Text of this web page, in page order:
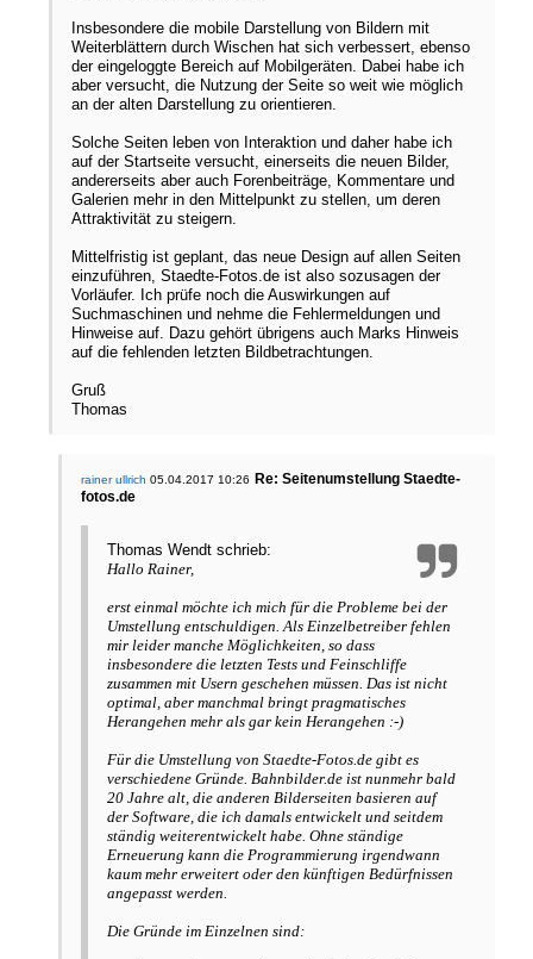
Insbesondere die mobile Darstellung von Bildern mit
Weiterblättern durch Wischen hat sich verbessert, ebenso
der eingeloggte Bereich auf Mobilgeräten. Dabei habe ich
aber versucht, die Nutzung der Seite so weit wie möglich
an der alten Darstellung zu orientieren.
Solche Seiten leben von Interaktion und daher habe ich
auf der Startseite versucht, einerseits die neuen Bilder,
andererseits aber auch Forenbeiträge, Kommentare und
Galerien mehr in den Mittelpunkt zu stellen, um deren
Attraktivität zu steigern.
Mittelfristig ist geplant, das neue Design auf allen Seiten
einzuführen, Staedte-Fotos.de ist also sozusagen der
Vorläufer. Ich prüfe noch die Auswirkungen auf
Suchmaschinen und nehme die Fehlermeldungen und
Hinweise auf. Dazu gehört übrigens auch Marks Hinweis
auf die fehlenden letzten Bildbetrachtungen.
Gruß
Thomas
rainer ullrich 05.04.2017 10:26
Re: Seitenumstellung Staedte-
fotos.de
Thomas Wendt schrieb:
Hallo Rainer,
erst einmal möchte ich mich für die Probleme bei der
Umstellung entschuldigen. Als Einzelbetreiber fehlen
mir leider manche Möglichkeiten, so dass
insbesondere die letzten Tests und Feinschliffe
zusammen mit Usern geschehen müssen. Das ist nicht
optimal, aber manchmal bringt pragmatisches
Herangehen mehr als gar kein Herangehen :-)
Für die Umstellung von Staedte-Fotos.de gibt es
verschiedene Gründe. Bahnbilder.de ist nunmehr bald
20 Jahre alt, die anderen Bilderseiten basieren auf
der Software, die ich damals entwickelt und seitdem
ständig weiterentwickelt habe. Ohne ständige
Erneuerung kann die Programmierung irgendwann
kaum mehr erweitert oder den künftigen Bedürfnissen
angepasst werden.
Die Gründe im Einzelnen sind: